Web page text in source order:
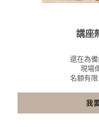
把儀式感建立在
婚禮服務 ｜
講座
還在為
現場
名額有
我